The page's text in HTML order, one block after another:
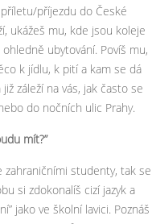
příjezdu do České
ukážeš mu, kde jsou koleje
ubytování. Povíš mu,
k jídlu, k pití a kam se dá
záleží na vás, jak často se
do nočních ulic Prahy.
mít?”
studenty, tak se
si zdokonalíš cizí jazyk a
jako ve školní lavici. Poznáš